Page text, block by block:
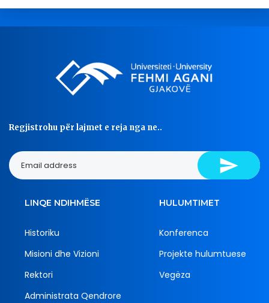
Regjistrohu për lajmet e reja nga ne..
LINQE NDIHMËSE
Historiku
Misioni dhe Vizioni
Rektori
Administrata Qendrore
HULUMTIMET
Konferenca
Projekte hulumtuese
Vegëza